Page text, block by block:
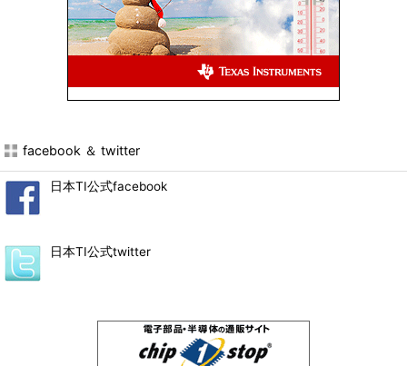
facebook ＆ twitter
日本TI公式facebook
日本TI公式twitter